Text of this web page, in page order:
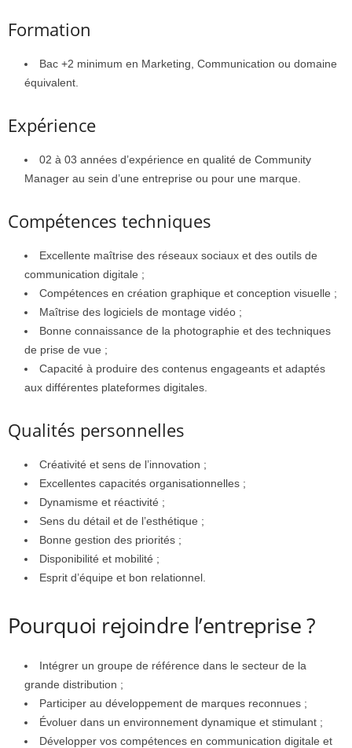
Formation
Bac +2 minimum en Marketing, Communication ou domaine
équivalent.
Expérience
02 à 03 années d’expérience en qualité de Community
Manager au sein d’une entreprise ou pour une marque.
Compétences techniques
Excellente maîtrise des réseaux sociaux et des outils de
communication digitale ;
Compétences en création graphique et conception visuelle ;
Maîtrise des logiciels de montage vidéo ;
Bonne connaissance de la photographie et des techniques
de prise de vue ;
Capacité à produire des contenus engageants et adaptés
aux différentes plateformes digitales.
Qualités personnelles
Créativité et sens de l’innovation ;
Excellentes capacités organisationnelles ;
Dynamisme et réactivité ;
Sens du détail et de l’esthétique ;
Bonne gestion des priorités ;
Disponibilité et mobilité ;
Esprit d’équipe et bon relationnel.
Pourquoi rejoindre l’entreprise ?
Intégrer un groupe de référence dans le secteur de la
grande distribution ;
Participer au développement de marques reconnues ;
Évoluer dans un environnement dynamique et stimulant ;
Développer vos compétences en communication digitale et